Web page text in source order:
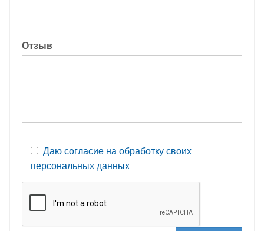
Отзыв
Даю согласие на обработку своих
персональных данных